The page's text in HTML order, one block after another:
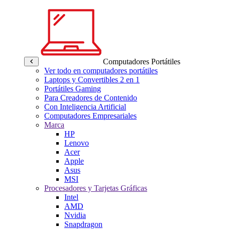
Computadores Portátiles
Ver todo en computadores portátiles
Laptops y Convertibles 2 en 1
Portátiles Gaming
Para Creadores de Contenido
Con Inteligencia Artificial
Computadores Empresariales
Marca
HP
Lenovo
Acer
Apple
Asus
MSI
Procesadores y Tarjetas Gráficas
Intel
AMD
Nvidia
Snapdragon